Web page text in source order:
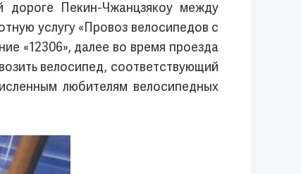
дороге Пекин-Чжанцзякоу между
услугу «Провоз велосипедов с
«12306», далее во время проезда
велосипед, соответствующий
любителям велосипедных